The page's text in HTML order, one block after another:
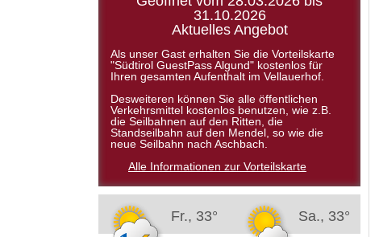
31.10.2026
Aktuelles Angebot
Als unser Gast erhalten Sie die Vorteilskarte
"Südtirol GuestPass Algund" kostenlos für
Ihren gesamten Aufenthalt im Vellauerhof.
Desweiteren können Sie alle öffentlichen
Verkehrsmittel kostenlos benutzen, wie z.B.
die Seilbahnen auf den Ritten, die
Standseilbahn auf den Mendel, so wie die
neue Seilbahn nach Aschbach.
Alle Informationen zur Vorteilskarte
Fr., 33° Sa., 33°